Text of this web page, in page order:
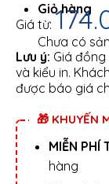
Giỏ hàng
Chưa có
Giá từ:
Lưu ý: Giá
và kiểu in.
được báo giá
🎁 KHUYẾN
MIỄN PHÍ
hàng